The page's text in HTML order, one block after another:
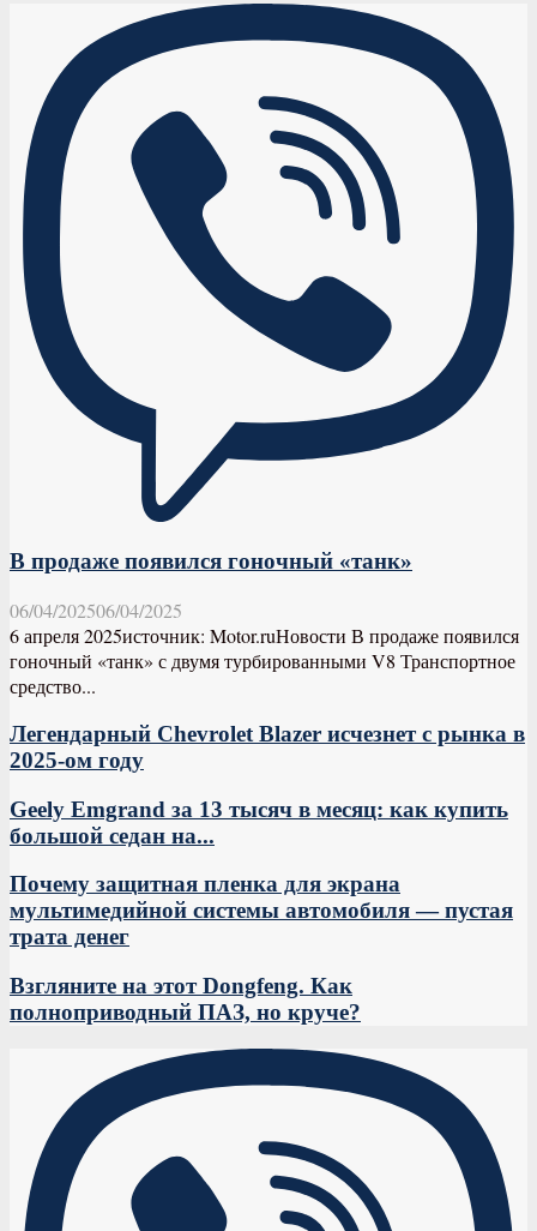
В продаже появился гоночный «танк»
06/04/202506/04/2025
6 апреля 2025источник: Motor.ruНовости В продаже появился
гоночный «танк» с двумя турбированными V8 Транспортное
средство...
Легендарный Chevrolet Blazer исчезнет с рынка в
2025-ом году
Geely Emgrand за 13 тысяч в месяц: как купить
большой седан на...
Почему защитная пленка для экрана
мультимедийной системы автомобиля — пустая
трата денег
Взгляните на этот Dongfeng. Как
полноприводный ПАЗ, но круче?